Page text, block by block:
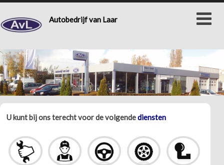
Autobedrijf van Laar
AUTOGLAZ
OCCASSIONS
ONDERHOUD & REPARATIE
WERKPLAATS
GLASHERSTEL
APK
TREKHAKEN
VERHUUR
PAARDENTRAILER
CONTACT
U kunt bij ons terecht voor de volgendediensten